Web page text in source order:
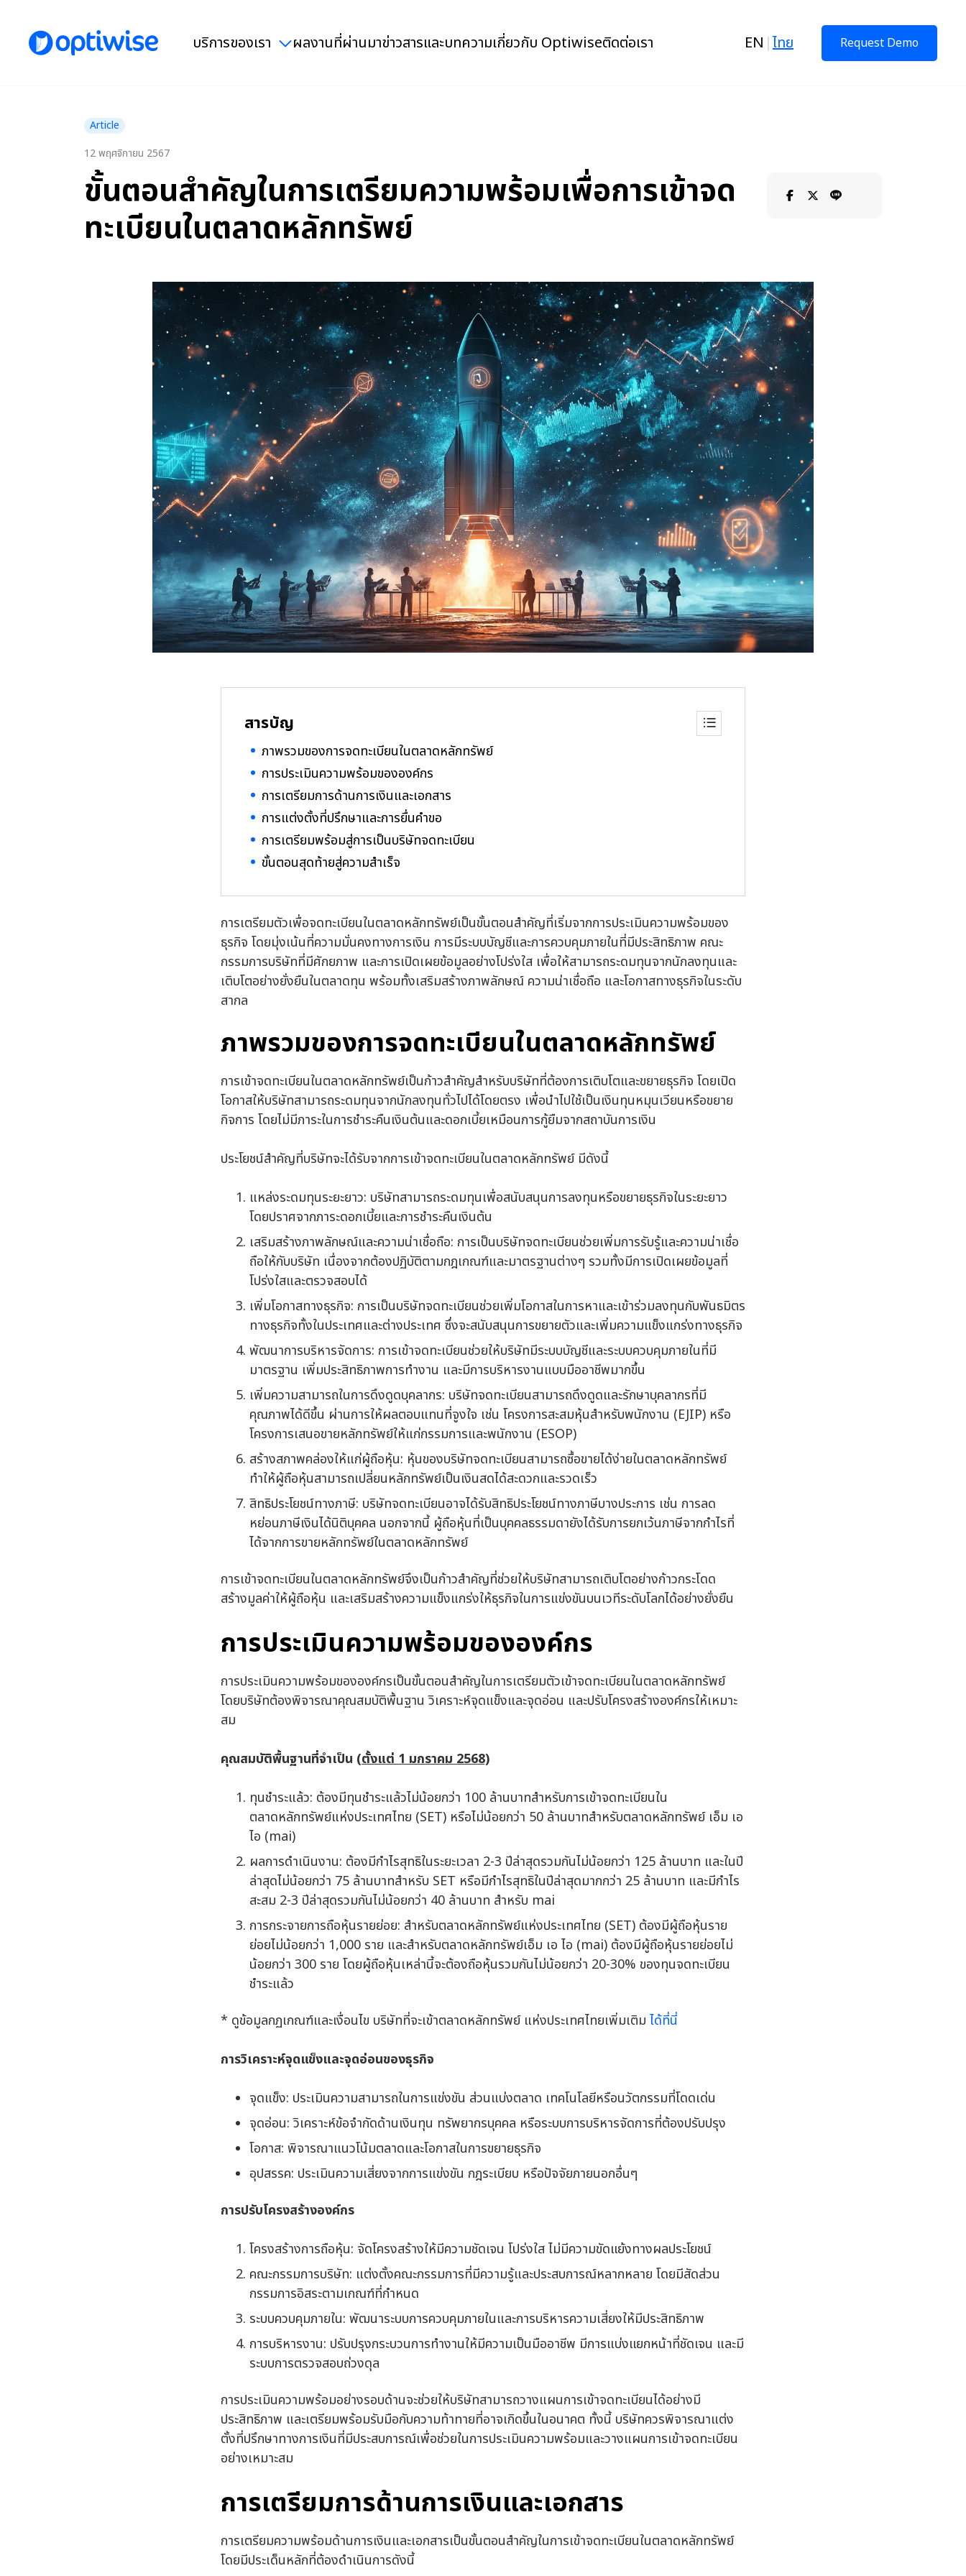
EN |ไทย
บริการของเรา ผลงานที่ผ่านมาข่าวสารและบทความเกี่ยวกับ Optiwiseติดต่อเรา Request Demo
Article
12 พฤศจิกายน 2567
ขั้นตอนสำคัญในการเตรียมความพร้อมเพื่อการเข้าจด
ทะเบียนในตลาดหลักทรัพย์
สารบัญ
ภาพรวมของการจดทะเบียนในตลาดหลักทรัพย์
การประเมินความพร้อมขององค์กร
การเตรียมการด้านการเงินและเอกสาร
การแต่งตั้งที่ปรึกษาและการยื่นคำขอ
การเตรียมพร้อมสู่การเป็นบริษัทจดทะเบียน
ขั้นตอนสุดท้ายสู่ความสำเร็จ
การเตรียมตัวเพื่อจดทะเบียนในตลาดหลักทรัพย์เป็นขั้นตอนสำคัญที่เริ่มจากการประเมินความพร้อมของ
ธุรกิจ โดยมุ่งเน้นที่ความมั่นคงทางการเงิน การมีระบบบัญชีและการควบคุมภายในที่มีประสิทธิภาพ คณะ
กรรมการบริษัทที่มีศักยภาพ และการเปิดเผยข้อมูลอย่างโปร่งใส เพื่อให้สามารถระดมทุนจากนักลงทุนและ
เติบโตอย่างยั่งยืนในตลาดทุน พร้อมทั้งเสริมสร้างภาพลักษณ์ ความน่าเชื่อถือ และโอกาสทางธุรกิจในระดับ
สากล
ภาพรวมของการจดทะเบียนในตลาดหลักทรัพย์
การเข้าจดทะเบียนในตลาดหลักทรัพย์เป็นก้าวสำคัญสำหรับบริษัทที่ต้องการเติบโตและขยายธุรกิจ โดยเปิด
โอกาสให้บริษัทสามารถระดมทุนจากนักลงทุนทั่วไปได้โดยตรง เพื่อนำไปใช้เป็นเงินทุนหมุนเวียนหรือขยาย
กิจการ โดยไม่มีภาระในการชำระคืนเงินต้นและดอกเบี้ยเหมือนการกู้ยืมจากสถาบันการเงิน
ประโยชน์สำคัญที่บริษัทจะได้รับจากการเข้าจดทะเบียนในตลาดหลักทรัพย์ มีดังนี้
แหล่งระดมทุนระยะยาว: บริษัทสามารถระดมทุนเพื่อสนับสนุนการลงทุนหรือขยายธุรกิจในระยะยาว
โดยปราศจากภาระดอกเบี้ยและการชำระคืนเงินต้น
เสริมสร้างภาพลักษณ์และความน่าเชื่อถือ: การเป็นบริษัทจดทะเบียนช่วยเพิ่มการรับรู้และความน่าเชื่อ
ถือให้กับบริษัท เนื่องจากต้องปฏิบัติตามกฎเกณฑ์และมาตรฐานต่างๆ รวมทั้งมีการเปิดเผยข้อมูลที่
โปร่งใสและตรวจสอบได้
เพิ่มโอกาสทางธุรกิจ: การเป็นบริษัทจดทะเบียนช่วยเพิ่มโอกาสในการหาและเข้าร่วมลงทุนกับพันธมิตร
ทางธุรกิจทั้งในประเทศและต่างประเทศ ซึ่งจะสนับสนุนการขยายตัวและเพิ่มความแข็งแกร่งทางธุรกิจ
พัฒนาการบริหารจัดการ: การเข้าจดทะเบียนช่วยให้บริษัทมีระบบบัญชีและระบบควบคุมภายในที่มี
มาตรฐาน เพิ่มประสิทธิภาพการทำงาน และมีการบริหารงานแบบมืออาชีพมากขึ้น
เพิ่มความสามารถในการดึงดูดบุคลากร: บริษัทจดทะเบียนสามารถดึงดูดและรักษาบุคลากรที่มี
คุณภาพได้ดีขึ้น ผ่านการให้ผลตอบแทนที่จูงใจ เช่น โครงการสะสมหุ้นสำหรับพนักงาน (EJIP) หรือ
โครงการเสนอขายหลักทรัพย์ให้แก่กรรมการและพนักงาน (ESOP)
สร้างสภาพคล่องให้แก่ผู้ถือหุ้น: หุ้นของบริษัทจดทะเบียนสามารถซื้อขายได้ง่ายในตลาดหลักทรัพย์
ทำให้ผู้ถือหุ้นสามารถเปลี่ยนหลักทรัพย์เป็นเงินสดได้สะดวกและรวดเร็ว
สิทธิประโยชน์ทางภาษี: บริษัทจดทะเบียนอาจได้รับสิทธิประโยชน์ทางภาษีบางประการ เช่น การลด
หย่อนภาษีเงินได้นิติบุคคล นอกจากนี้ ผู้ถือหุ้นที่เป็นบุคคลธรรมดายังได้รับการยกเว้นภาษีจากกำไรที่
ได้จากการขายหลักทรัพย์ในตลาดหลักทรัพย์
การเข้าจดทะเบียนในตลาดหลักทรัพย์จึงเป็นก้าวสำคัญที่ช่วยให้บริษัทสามารถเติบโตอย่างก้าวกระโดด
สร้างมูลค่าให้ผู้ถือหุ้น และเสริมสร้างความแข็งแกร่งให้ธุรกิจในการแข่งขันบนเวทีระดับโลกได้อย่างยั่งยืน
การประเมินความพร้อมขององค์กร
การประเมินความพร้อมขององค์กรเป็นขั้นตอนสำคัญในการเตรียมตัวเข้าจดทะเบียนในตลาดหลักทรัพย์
โดยบริษัทต้องพิจารณาคุณสมบัติพื้นฐาน วิเคราะห์จุดแข็งและจุดอ่อน และปรับโครงสร้างองค์กรให้เหมาะ
สม
คุณสมบัติพื้นฐานที่จำเป็น (ตั้งแต่ 1 มกราคม 2568)
ทุนชำระแล้ว: ต้องมีทุนชำระแล้วไม่น้อยกว่า 100 ล้านบาทสำหรับการเข้าจดทะเบียนใน
ตลาดหลักทรัพย์แห่งประเทศไทย (SET) หรือไม่น้อยกว่า 50 ล้านบาทสำหรับตลาดหลักทรัพย์ เอ็ม เอ
ไอ (mai)
ผลการดำเนินงาน: ต้องมีกำไรสุทธิในระยะเวลา 2-3 ปีล่าสุดรวมกันไม่น้อยกว่า 125 ล้านบาท และในปี
ล่าสุดไม่น้อยกว่า 75 ล้านบาทสำหรับ SET หรือมีกำไรสุทธิในปีล่าสุดมากกว่า 25 ล้านบาท และมีกำไร
สะสม 2-3 ปีล่าสุดรวมกันไม่น้อยกว่า 40 ล้านบาท สำหรับ mai
การกระจายการถือหุ้นรายย่อย: สำหรับตลาดหลักทรัพย์แห่งประเทศไทย (SET) ต้องมีผู้ถือหุ้นราย
ย่อยไม่น้อยกว่า 1,000 ราย และสำหรับตลาดหลักทรัพย์เอ็ม เอ ไอ (mai) ต้องมีผู้ถือหุ้นรายย่อยไม่
น้อยกว่า 300 ราย โดยผู้ถือหุ้นเหล่านี้จะต้องถือหุ้นรวมกันไม่น้อยกว่า 20-30% ของทุนจดทะเบียน
ชำระแล้ว
* ดูข้อมูลกฏเกณฑ์และเงื่อนไข บริษัทที่จะเข้าตลาดหลักทรัพย์ แห่งประเทศไทยเพิ่มเติม ได้ที่นี่
การวิเคราะห์จุดแข็งและจุดอ่อนของธุรกิจ
จุดแข็ง: ประเมินความสามารถในการแข่งขัน ส่วนแบ่งตลาด เทคโนโลยีหรือนวัตกรรมที่โดดเด่น
จุดอ่อน: วิเคราะห์ข้อจำกัดด้านเงินทุน ทรัพยากรบุคคล หรือระบบการบริหารจัดการที่ต้องปรับปรุง
โอกาส: พิจารณาแนวโน้มตลาดและโอกาสในการขยายธุรกิจ
อุปสรรค: ประเมินความเสี่ยงจากการแข่งขัน กฎระเบียบ หรือปัจจัยภายนอกอื่นๆ
การปรับโครงสร้างองค์กร
โครงสร้างการถือหุ้น: จัดโครงสร้างให้มีความชัดเจน โปร่งใส ไม่มีความขัดแย้งทางผลประโยชน์
คณะกรรมการบริษัท: แต่งตั้งคณะกรรมการที่มีความรู้และประสบการณ์หลากหลาย โดยมีสัดส่วน
กรรมการอิสระตามเกณฑ์ที่กำหนด
ระบบควบคุมภายใน: พัฒนาระบบการควบคุมภายในและการบริหารความเสี่ยงให้มีประสิทธิภาพ
การบริหารงาน: ปรับปรุงกระบวนการทำงานให้มีความเป็นมืออาชีพ มีการแบ่งแยกหน้าที่ชัดเจน และมี
ระบบการตรวจสอบถ่วงดุล
การประเมินความพร้อมอย่างรอบด้านจะช่วยให้บริษัทสามารถวางแผนการเข้าจดทะเบียนได้อย่างมี
ประสิทธิภาพ และเตรียมพร้อมรับมือกับความท้าทายที่อาจเกิดขึ้นในอนาคต ทั้งนี้ บริษัทควรพิจารณาแต่ง
ตั้งที่ปรึกษาทางการเงินที่มีประสบการณ์เพื่อช่วยในการประเมินความพร้อมและวางแผนการเข้าจดทะเบียน
อย่างเหมาะสม
การเตรียมการด้านการเงินและเอกสาร
การเตรียมความพร้อมด้านการเงินและเอกสารเป็นขั้นตอนสำคัญในการเข้าจดทะเบียนในตลาดหลักทรัพย์
โดยมีประเด็นหลักที่ต้องดำเนินการดังนี้